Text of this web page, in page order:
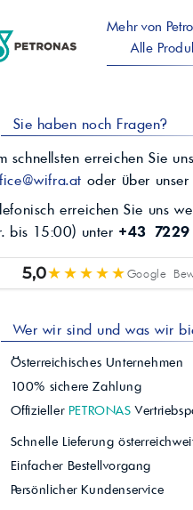
Mehr von
Alle
Sie haben noch Fragen?
schnellsten erreichen Sie
oder über unser
erreichen Sie uns
bis 15:00) unter +43
5,0★★★★★Google
Wer wir sind und was wir
Österreichisches Unternehmen
100% sichere Zahlung
Offizieller PETRONAS
Schnelle Lieferung
Einfacher Bestellvorgang
Persönlicher Kundenservice